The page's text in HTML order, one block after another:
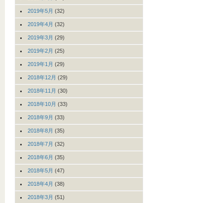
2019年5月 (32)
2019年4月 (32)
2019年3月 (29)
2019年2月 (25)
2019年1月 (29)
2018年12月 (29)
2018年11月 (30)
2018年10月 (33)
2018年9月 (33)
2018年8月 (35)
2018年7月 (32)
2018年6月 (35)
2018年5月 (47)
2018年4月 (38)
2018年3月 (51)